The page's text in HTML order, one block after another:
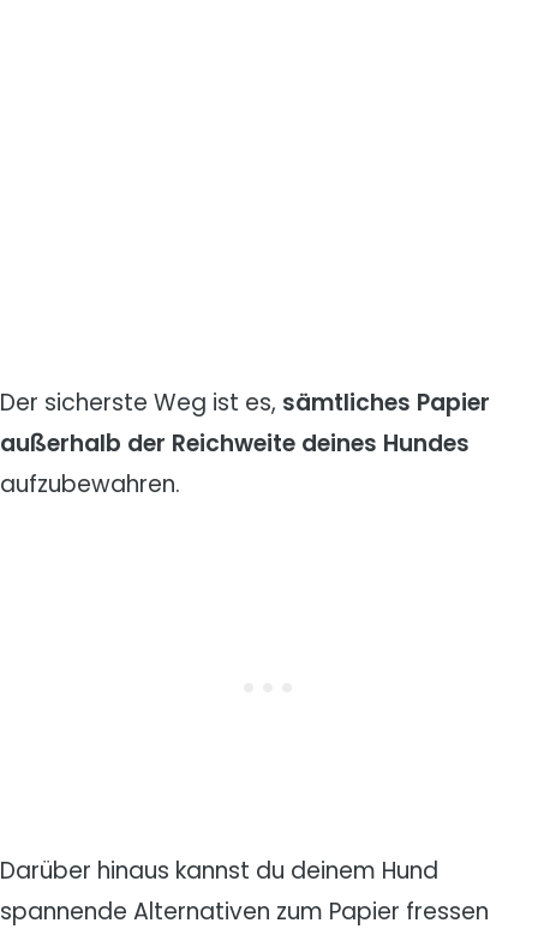
Der sicherste Weg ist es, sämtliches Papier
außerhalb der Reichweite deines Hundes
aufzubewahren.
Darüber hinaus kannst du deinem Hund
spannende Alternativen zum Papier fressen